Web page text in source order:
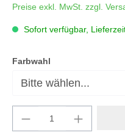
Preise exkl. MwSt. zzgl.
Sofort verfügbar,
Farbwahl
Produkt Anzahl: